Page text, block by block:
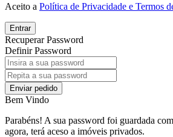
Aceito a Política de Privacidade e Termos
Entrar
Recuperar Password
Definir Password
Enviar pedido
Bem Vindo
Parabéns! A sua password foi guardada
agora, terá aceso a imóveis privados.